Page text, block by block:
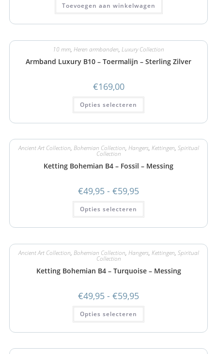
Toevoegen aan winkelwagen
10 mm, Heren armbanden, Luxury Collection
Armband Luxury B10 – Toermalijn – Sterling Zilver
€169,00
Opties selecteren
Ancient Art Collection, Bohemian Collection, Hangers, Kettingen, Spiritual
Collection
Ketting Bohemian B4 – Fossil – Messing
€49,95 - €59,95
Opties selecteren
Ancient Art Collection, Bohemian Collection, Hangers, Kettingen, Spiritual
Collection
Ketting Bohemian B4 – Turquoise – Messing
€49,95 - €59,95
Opties selecteren